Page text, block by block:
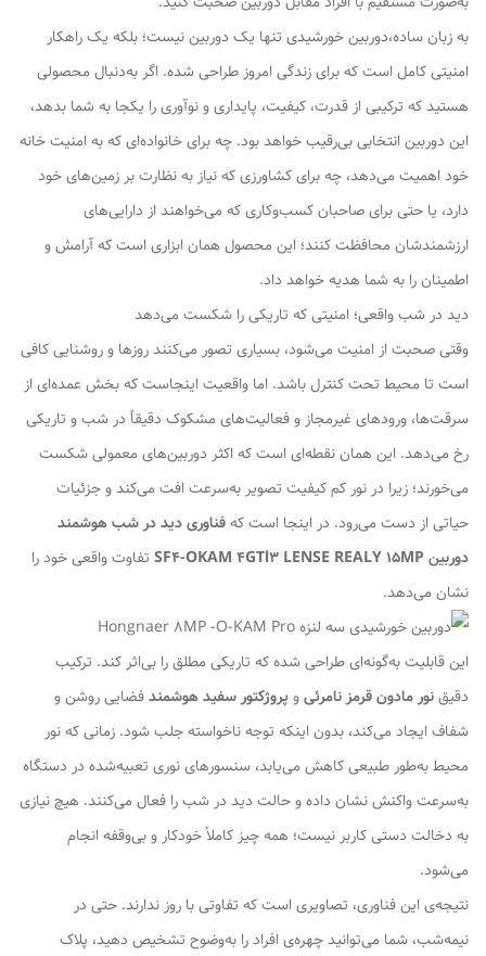
به زبان ساده،دوربین خورشیدی تنها یک دوربین نیست؛ بلکه یک راهکار
امنیتی کامل است که برای زندگی امروز طراحی شده. اگر به‌دنبال محصولی
هستید که ترکیبی از قدرت، کیفیت، پایداری و نوآوری را یکجا به شما بدهد،
این دوربین انتخابی بی‌رقیب خواهد بود. چه برای خانواده‌ای که به امنیت خانه
خود اهمیت می‌دهد، چه برای کشاورزی که نیاز به نظارت بر زمین‌های خود
دارد، یا حتی برای صاحبان کسب‌وکاری که می‌خواهند از دارایی‌های
ارزشمندشان محافظت کنند؛ این محصول همان ابزاری است که آرامش و
اطمینان را به شما هدیه خواهد داد.
دید در شب واقعی؛ امنیتی که تاریکی را شکست می‌دهد
وقتی صحبت از امنیت می‌شود، بسیاری تصور می‌کنند روزها و روشنایی کافی
است تا محیط تحت کنترل باشد. اما واقعیت اینجاست که بخش عمده‌ای از
سرقت‌ها، ورودهای غیرمجاز و فعالیت‌های مشکوک دقیقاً در شب و تاریکی
رخ می‌دهد. این همان نقطه‌ای است که اکثر دوربین‌های معمولی شکست
می‌خورند؛ زیرا در نور کم کیفیت تصویر به‌سرعت افت می‌کند و جزئیات
حیاتی از دست می‌رود. در اینجا است کهفناوری دید در شب هوشمند
دوربین SF4-OKAM 4GTl3 LENSE REALY 15MP
تفاوت واقعی خود را
نشان می‌دهد.
این قابلیت به‌گونه‌ای طراحی شده که تاریکی مطلق را بی‌اثر کند. ترکیب
دقیقنور مادون قرمز نامرئیو پروژکتور سفید هوشمندفضایی روشن و
شفاف ایجاد می‌کند، بدون اینکه توجه ناخواسته جلب شود. زمانی که نور
محیط به‌طور طبیعی کاهش می‌یابد، سنسورهای نوری تعبیه‌شده در دستگاه
به‌سرعت واکنش نشان داده و حالت دید در شب را فعال می‌کنند. هیچ نیازی
به دخالت دستی کاربر نیست؛ همه چیز کاملاً خودکار و بی‌وقفه انجام
می‌شود.
نتیجه‌ی این فناوری، تصاویری است که تفاوتی با روز ندارند. حتی در
نیمه‌شب، شما می‌توانید چهره‌ی افراد را به‌وضوح تشخیص دهید، پلاک